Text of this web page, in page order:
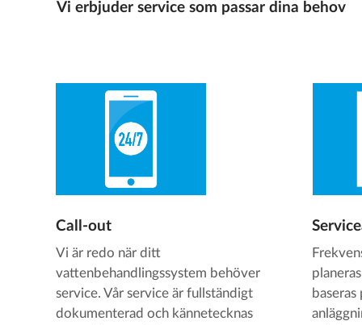
Vi erbjuder service som passar dina behov
Call-out
Vi är redo när ditt
vattenbehandlingssystem behöver
service. Vår service är fullständigt
dokumenterad och kännetecknas